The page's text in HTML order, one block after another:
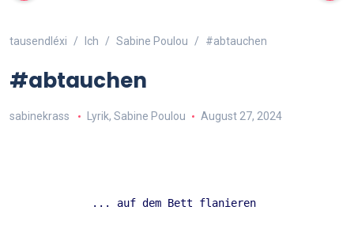
tausendléxi Ich Sabine Poulou #abtauchen
#abtauchen
sabinekrass Lyrik, Sabine Poulou August 27, 2024
... auf dem Bett flanieren